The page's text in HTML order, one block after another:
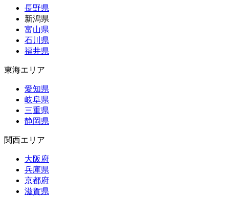
長野県
新潟県
富山県
石川県
福井県
東海エリア
愛知県
岐阜県
三重県
静岡県
関西エリア
大阪府
兵庫県
京都府
滋賀県